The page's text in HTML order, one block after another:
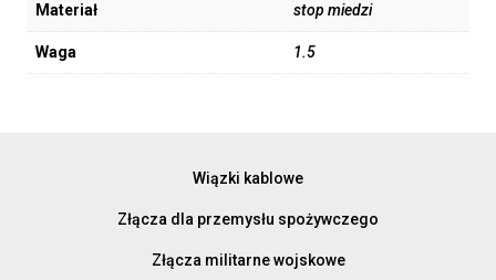
Materiał stop miedzi
Waga 1.5
Wiązki kablowe
Złącza dla przemysłu spożywczego
Złącza militarne wojskowe